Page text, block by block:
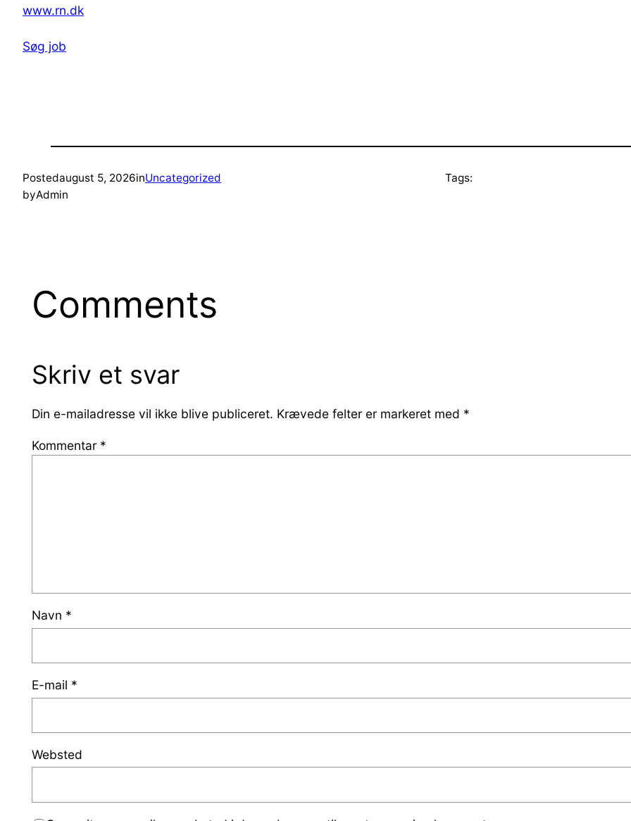
www.rn.dk
Søg job
Postedaugust 5, 2026inUncategorized
byAdmin
Tags:
Comments
Skriv et svar
Din e-mailadresse vil ikke blive publiceret. Krævede felter er markeret med *
Kommentar *
Navn *
E-mail *
Websted